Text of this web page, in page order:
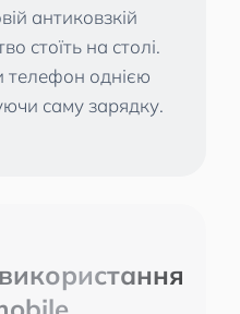
антиковзкій
стоїть на столі.
телефон однією
саму зарядку.